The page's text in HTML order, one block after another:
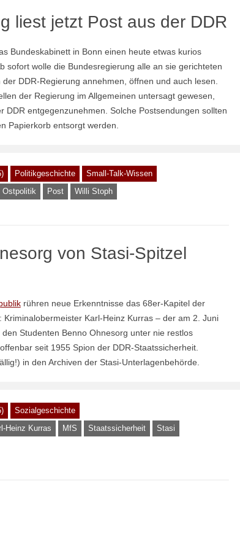
liest jetzt Post aus der DDR
Bundeskabinett in Bonn einen heute etwas kurios
sofort wolle die Bundesregierung alle an sie gerichteten
DDR-Regierung annehmen, öffnen und auch lesen.
der Regierung im Allgemeinen untersagt gewesen,
DDR entgegenzunehmen. Solche Postsendungen sollten
Papierkorb entsorgt werden.
Politikgeschichte
Small-Talk-Wissen
Ostpolitik Post Willi Stoph
von Stasi-Spitzel
rühren neue Erkenntnisse das 68er-Kapitel der
Karl-Heinz Kurras – der am 2. Juni
Studenten Benno Ohnesorg unter nie restlos
seit 1955 Spion der DDR-Staatssicherheit.
in den Archiven der Stasi-Unterlagenbehörde.
Sozialgeschichte
Heinz Kurras MfS Staatssicherheit
Stasi